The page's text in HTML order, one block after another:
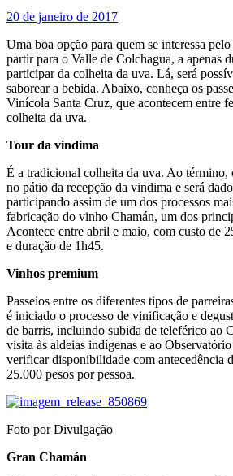
20 de janeiro de 2017
Uma boa opção para quem se interessa
partir para o Valle de Colchagua, a apenas
participar da colheita da uva. Lá, será
saborear a bebida. Abaixo, conheça os
Vinícola Santa Cruz, que acontecem entre
colheita da uva.
Tour da vindima
É a tradicional colheita da uva. Ao término,
no pátio da recepção da vindima e será
participando assim de um dos processos
fabricação do vinho Chamán, um dos
Acontece entre abril e maio, com custo de
e duração de 1h45.
Vinhos premium
Passeios entre os diferentes tipos de
é iniciado o processo de vinificação e
de barris, incluindo subida de teleférico ao
visita às aldeias indígenas e ao
verificar disponibilidade com antecedência
25.000 pesos por pessoa.
Foto por Divulgação
Gran Chamán